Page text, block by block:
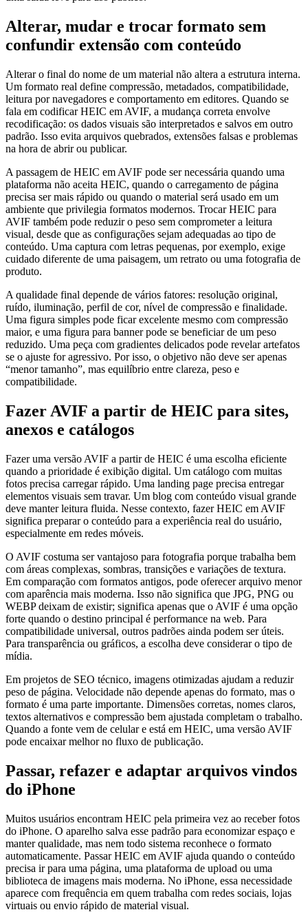
Alterar, mudar e trocar formato sem
confundir extensão com conteúdo
Alterar o final do nome de um material não altera a estrutura interna.
Um formato real define compressão, metadados, compatibilidade,
leitura por navegadores e comportamento em editores. Quando se
fala em codificar HEIC em AVIF, a mudança correta envolve
recodificação: os dados visuais são interpretados e salvos em outro
padrão. Isso evita arquivos quebrados, extensões falsas e problemas
na hora de abrir ou publicar.
A passagem de HEIC em AVIF pode ser necessária quando uma
plataforma não aceita HEIC, quando o carregamento de página
precisa ser mais rápido ou quando o material será usado em um
ambiente que privilegia formatos modernos. Trocar HEIC para
AVIF também pode reduzir o peso sem comprometer a leitura
visual, desde que as configurações sejam adequadas ao tipo de
conteúdo. Uma captura com letras pequenas, por exemplo, exige
cuidado diferente de uma paisagem, um retrato ou uma fotografia de
produto.
A qualidade final depende de vários fatores: resolução original,
ruído, iluminação, perfil de cor, nível de compressão e finalidade.
Uma figura simples pode ficar excelente mesmo com compressão
maior, e uma figura para banner pode se beneficiar de um peso
reduzido. Uma peça com gradientes delicados pode revelar artefatos
se o ajuste for agressivo. Por isso, o objetivo não deve ser apenas
“menor tamanho”, mas equilíbrio entre clareza, peso e
compatibilidade.
Fazer AVIF a partir de HEIC para sites,
anexos e catálogos
Fazer uma versão AVIF a partir de HEIC é uma escolha eficiente
quando a prioridade é exibição digital. Um catálogo com muitas
fotos precisa carregar rápido. Uma landing page precisa entregar
elementos visuais sem travar. Um blog com conteúdo visual grande
deve manter leitura fluida. Nesse contexto, fazer HEIC em AVIF
significa preparar o conteúdo para a experiência real do usuário,
especialmente em redes móveis.
O AVIF costuma ser vantajoso para fotografia porque trabalha bem
com áreas complexas, sombras, transições e variações de textura.
Em comparação com formatos antigos, pode oferecer arquivo menor
com aparência mais moderna. Isso não significa que JPG, PNG ou
WEBP deixam de existir; significa apenas que o AVIF é uma opção
forte quando o destino principal é performance na web. Para
compatibilidade universal, outros padrões ainda podem ser úteis.
Para transparência ou gráficos, a escolha deve considerar o tipo de
mídia.
Em projetos de SEO técnico, imagens otimizadas ajudam a reduzir
peso de página. Velocidade não depende apenas do formato, mas o
formato é uma parte importante. Dimensões corretas, nomes claros,
textos alternativos e compressão bem ajustada completam o trabalho.
Quando a fonte vem de celular e está em HEIC, uma versão AVIF
pode encaixar melhor no fluxo de publicação.
Passar, refazer e adaptar arquivos vindos
do iPhone
Muitos usuários encontram HEIC pela primeira vez ao receber fotos
do iPhone. O aparelho salva esse padrão para economizar espaço e
manter qualidade, mas nem todo sistema reconhece o formato
automaticamente. Passar HEIC em AVIF ajuda quando o conteúdo
precisa ir para uma página, uma plataforma de upload ou uma
biblioteca de imagens mais moderna. No iPhone, essa necessidade
aparece com frequência em quem trabalha com redes sociais, lojas
virtuais ou envio rápido de material visual.